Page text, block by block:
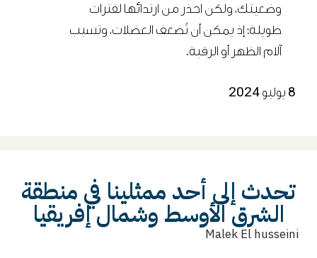
وضعيتك، ولكن احذر من ارتدائها لفترات
طويلة؛ إذ يمكن أن تُضعف العضلات، وتسبب
آلام الظهر أو الرقبة.
8 يوليو 2024
تحدث إلى أحد ممثلينا في منطقة
الشرق الأوسط وشمال إفريقيا
Malek El husseini